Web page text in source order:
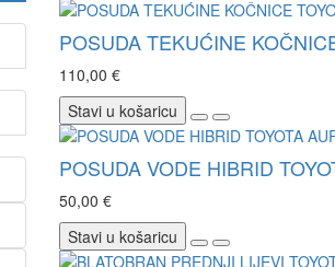
POSUDA TEKUĆINE
110,00 €
Stavi u košaricu
POSUDA VODE HIBRID
50,00 €
Stavi u košaricu